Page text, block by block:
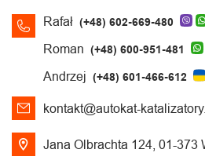
Rafał (+48) 602-669-480
Roman (+48) 600-951-481
Andrzej (+48) 601-466-612
kontakt@autokat-
Jana Olbrachta 124, 01-373